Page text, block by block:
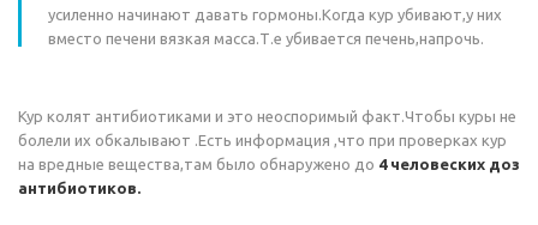
усиленно начинают давать гормоны.Когда кур убивают,у них
вместо печени вязкая масса.Т.е убивается печень,напрочь.
Кур колят антибиотиками и это неоспоримый факт.Чтобы куры не
болели их обкалывают .Есть информация ,что при проверках кур
на вредные вещества,там было обнаружено до 4 человеских доз
антибиотиков.